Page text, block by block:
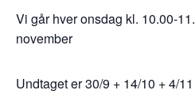
Vi går hver onsdag kl. 10.00-
november
Undtaget er 30/9 + 14/10 + 4/